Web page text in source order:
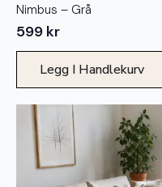
Nimbus – Grå
599 kr
Legg I Handlekurv